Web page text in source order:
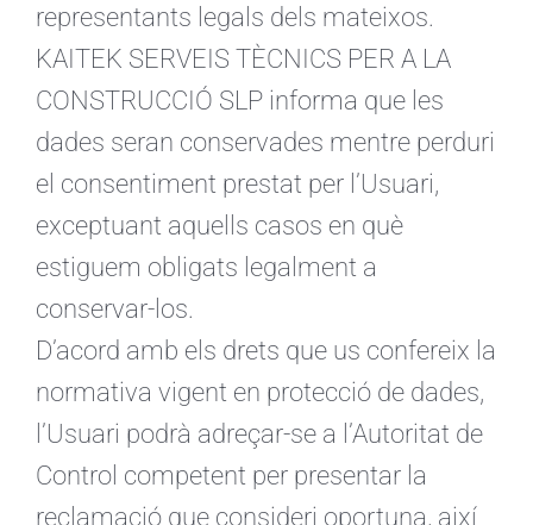
representants legals dels mateixos.
KAITEK SERVEIS TÈCNICS PER A LA
CONSTRUCCIÓ SLP informa que les
dades seran conservades mentre perduri
el consentiment prestat per l’Usuari,
exceptuant aquells casos en què
estiguem obligats legalment a
conservar-los.
D’acord amb els drets que us confereix la
normativa vigent en protecció de dades,
l’Usuari podrà adreçar-se a l’Autoritat de
Control competent per presentar la
reclamació que consideri oportuna, així